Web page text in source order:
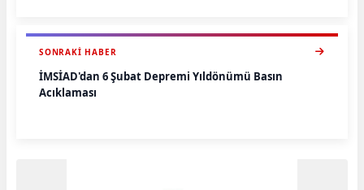
SONRAKI HABER
İMSİAD'dan 6 Şubat Depremi Yıldönümü Basın
Açıklaması